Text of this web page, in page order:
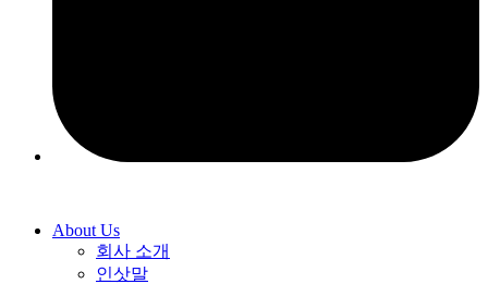
About Us
회사 소개
인삿말